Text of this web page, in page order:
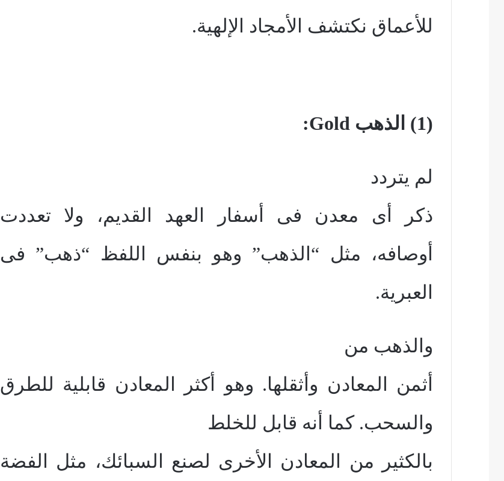
للأعماق نكتشف الأمجاد الإلهية.
(1) الذهب Gold
:
لم يتردد
ذكر أى معدن فى أسفار العهد القديم، ولا تعددت
أوصافه، مثل “ الذهب” وهو بنفس اللفظ “ذهب” فى
العبرية.
والذهب من
أثمن المعادن وأثقلها. وهو أكثر المعادن قابلية للطرق
والسحب. كما أنه قابل للخلط
بالكثير من المعادن الأخرى لصنع السبائك، مثل الفضة